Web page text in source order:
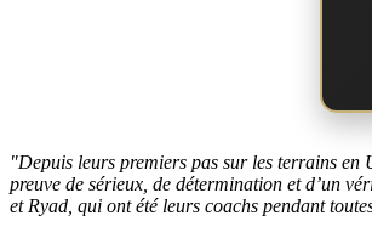
"Depuis leurs premiers pas sur les terrains
preuve de sérieux, de détermination et d’un
et Ryad, qui ont été leurs coachs pendant